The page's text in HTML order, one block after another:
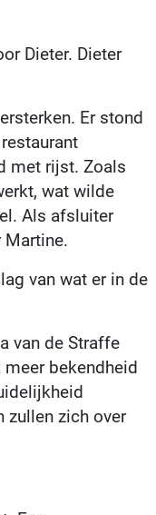
Dieter. Dieter
Er stond
met rijst. Zoals
wat wilde
Als afsluiter
Martine.
van wat er in de
van de Straffe
bekendheid
zullen zich over